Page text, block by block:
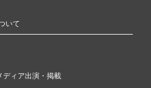
いて
ディア出演・掲載